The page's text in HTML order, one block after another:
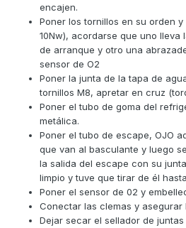
encajen.
Poner los tornillos en su orden
10Nw), acordarse que uno lleva
de arranque y otro una
sensor de O2
Poner la junta de la tapa de
tornillos M8, apretar en cruz
Poner el tubo de goma del
metálica.
Poner el tubo de escape, OJO
que van al basculante y luego
la salida del escape con su
limpio y tuve que tirar de él
Poner el sensor de 02 y
Conectar las clemas y asegurar
Dejar secar el sellador de